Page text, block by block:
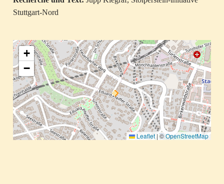
Stuttgart-Nord
+
−
Leaflet |©OpenStreetMap